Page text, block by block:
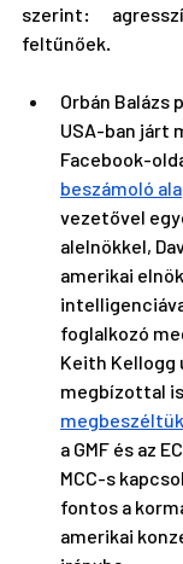
szerint:
feltűnőek.
Orbán Balázs
USA-ban járt
Facebook-
beszámoló
vezetővel
alelnökkel,
amerikai
foglalkozó
Keith Kellogg
megbízottal
a GMF és az
MCC-s
fontos a
amerikai